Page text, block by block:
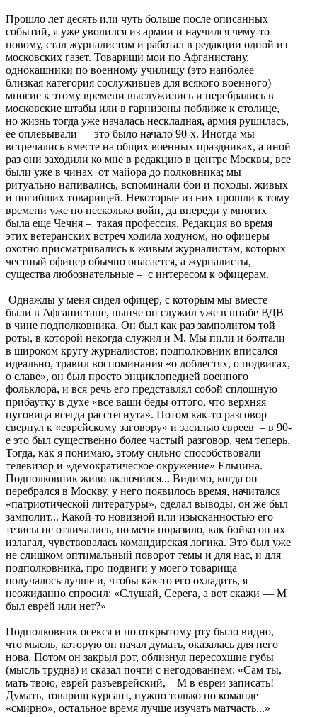
Прошло лет десять или чуть больше после описанных
событий, я уже уволился из армии и научился чему-то
новому, стал журналистом и работал в редакции одной из
московских газет. Товарищи мои по Афганистану,
однокашники по военному училищу (это наиболее
близкая категория сослуживцев для всякого военного)
многие к этому времени выслужились и перебрались в
московские штабы или в гарнизоны поближе к столице,
но жизнь тогда уже началась нескладная, армия рушилась,
ее оплевывали — это было начало 90-х. Иногда мы
встречались вместе на общих военных праздниках, а иной
раз они заходили ко мне в редакцию в центре Москвы, все
были уже в чинах от майора до полковника; мы
ритуально напивались, вспоминали бои и походы, живых
и погибших товарищей. Некоторые из них прошли к тому
времени уже по несколько войн, да впереди у многих
была еще Чечня – такая профессия. Редакция во время
этих ветеранских встреч ходила ходуном, но офицеры
охотно присматривались к живым журналистам, которых
честный офицер обычно опасается, а журналисты,
существа любознательные – с интересом к офицерам.
Однажды у меня сидел офицер, с которым мы вместе
были в Афганистане, нынче он служил уже в штабе ВДВ
в чине подполковника. Он был как раз замполитом той
роты, в которой некогда служил и М. Мы пили и болтали
в широком кругу журналистов; подполковник вписался
идеально, травил воспоминания «о доблестях, о подвигах,
о славе», он был просто энциклопедией военного
фольклора, и вся речь его представлял собой сплошную
прибаутку в духе «все ваши беды оттого, что верхняя
пуговица всегда расстегнута». Потом как-то разговор
свернул к «еврейскому заговору» и засилью евреев – в 90-
е это был существенно более частый разговор, чем теперь.
Тогда, как я понимаю, этому сильно способствовали
телевизор и «демократическое окружение» Ельцина.
Подполковник живо включился... Видимо, когда он
перебрался в Москву, у него появилось время, начитался
«патриотической литературы», сделал выводы, он же был
замполит... Какой-то новизной или изысканностью его
тезисы не отличались, но меня поразило, как бойко он их
излагал, чувствовалась командирская логика. Это был уже
не слишком оптимальный поворот темы и для нас, и для
подполковника, про подвиги у моего товарища
получалось лучше и, чтобы как-то его охладить, я
неожиданно спросил: «Слушай, Серега, а вот скажи — М
был еврей или нет?»
Подполковник осекся и по открытому рту было видно,
что мысль, которую он начал думать, оказалась для него
нова. Потом он закрыл рот, облизнул пересохшие губы
(мысль трудна) и сказал почти с негодованием: «Сам ты,
мать твою, еврей разъеврейский, – М в евреи записать!
Думать, товарищ курсант, нужно только по команде
«смирно», остальное время лучше изучать матчасть...»